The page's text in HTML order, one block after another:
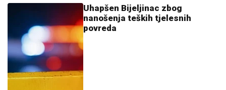
Uhapšen Bijeljinac zbog
nanošenja teških tjelesnih
povreda